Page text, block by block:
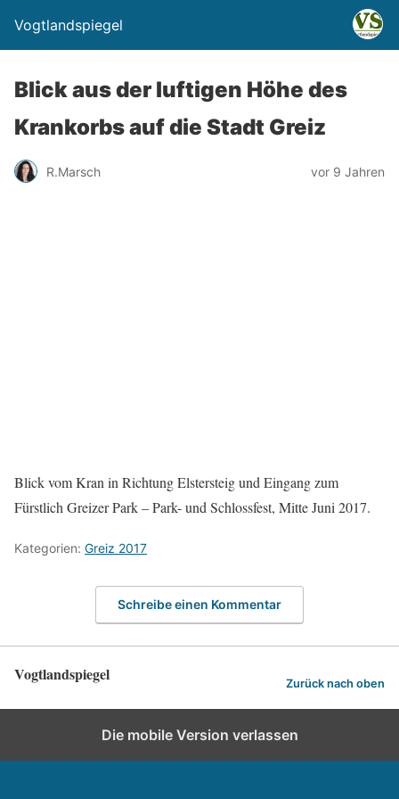
Vogtlandspiegel
Blick aus der luftigen Höhe des
Krankorbs auf die Stadt Greiz
R.Marsch vor 9 Jahren
Blick vom Kran in Richtung Elstersteig und Eingang zum
Fürstlich Greizer Park – Park- und Schlossfest, Mitte Juni 2017.
Kategorien: Greiz 2017
Schreibe einen Kommentar
Vogtlandspiegel Zurück nach oben
Die mobile Version verlassen